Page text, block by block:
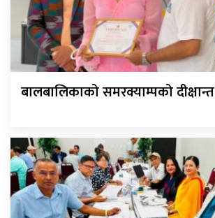
बालबालिकाको समरक्याम्पको दीक्षान्त